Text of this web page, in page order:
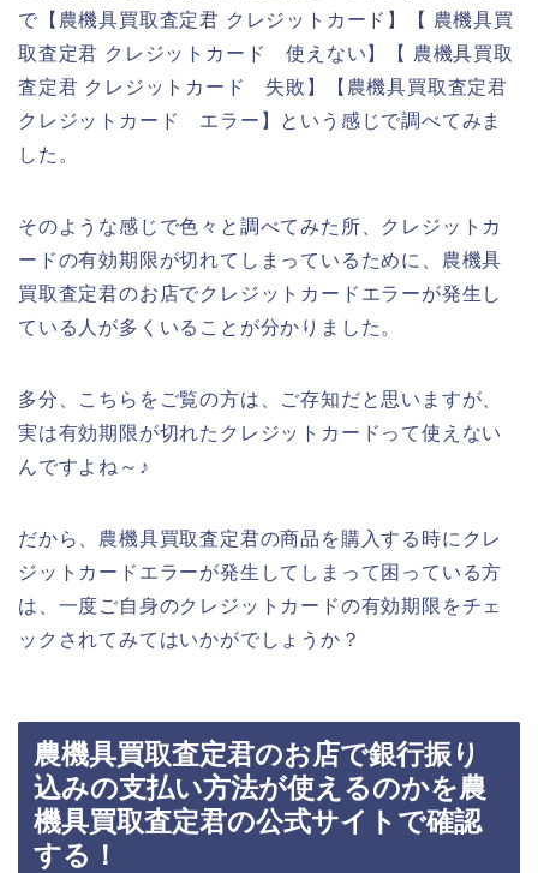
で【農機具買取査定君 クレジットカード】【 農機具買
取査定君 クレジットカード 使えない】【 農機具買取
査定君 クレジットカード 失敗】【農機具買取査定君
クレジットカード エラー】という感じで調べてみま
した。
そのような感じで色々と調べてみた所、クレジットカ
ードの有効期限が切れてしまっているために、農機具
買取査定君のお店でクレジットカードエラーが発生し
ている人が多くいることが分かりました。
多分、こちらをご覧の方は、ご存知だと思いますが、
実は有効期限が切れたクレジットカードって使えない
んですよね～♪
だから、農機具買取査定君の商品を購入する時にクレ
ジットカードエラーが発生してしまって困っている方
は、一度ご自身のクレジットカードの有効期限をチェ
ックされてみてはいかがでしょうか？
農機具買取査定君のお店で銀行振り
込みの支払い方法が使えるのかを農
機具買取査定君の公式サイトで確認
する！